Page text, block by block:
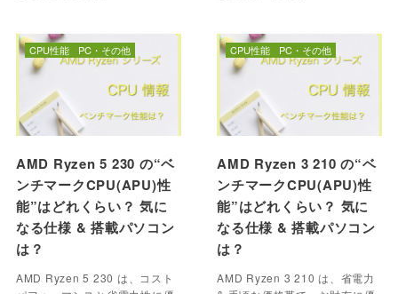
AMD Ryzen 5 230 の“ベ
ンチマークCPU(APU)性
能”はどれくらい？ 気に
なる仕様 & 搭載パソコン
は？
AMD Ryzen 5 230 は、コスト
CPU性能 PC・その他
AMD Ryzen 3 210 の“ベ
ンチマークCPU(APU)性
能”はどれくらい？ 気に
なる仕様 & 搭載パソコン
は？
AMD Ryzen 3 210 は、省電力
CPU性能 PC・その他